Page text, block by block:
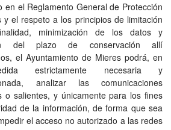
en el Reglamento General de Protección
y el respeto a los principios de limitación
minimización de los datos y
del plazo de conservación allí
el Ayuntamiento de Mieres podrá, en
estrictamente necesaria y
analizar las comunicaciones
o salientes, y únicamente para los fines
de la información, de forma que sea
el acceso no autorizado a las redes